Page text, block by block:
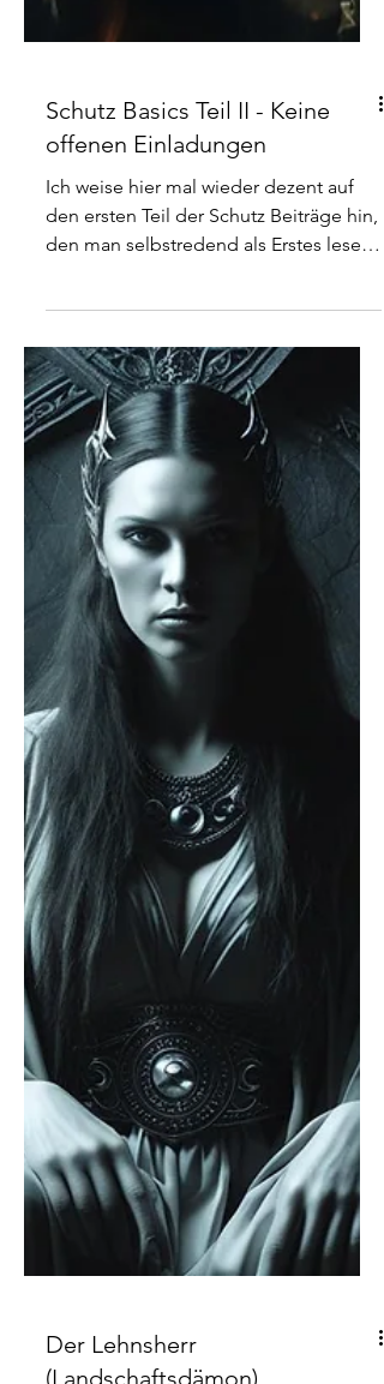
offenen Einladungen
Ich weise hier mal wieder dezent auf
den ersten Teil der Schutz Beiträge hin,
den man selbstredend als Erstes lesen
sollte. Wie schon öfter erwähnt, ist man
trotz allem auch von Seiten der
geistigen Welt gut geschützt, vor allem
am Anfang. Je bewusster man sich
wird, desto mehr Eigenverantwortung
obliegt einem allerdings auch. ... Eines
der Dinge, auf die ich anfangs
hingewiesen wurde, war, dass man es
tunlichst vermeiden sollte, offene
Einladungen in Richtung geistige Welt